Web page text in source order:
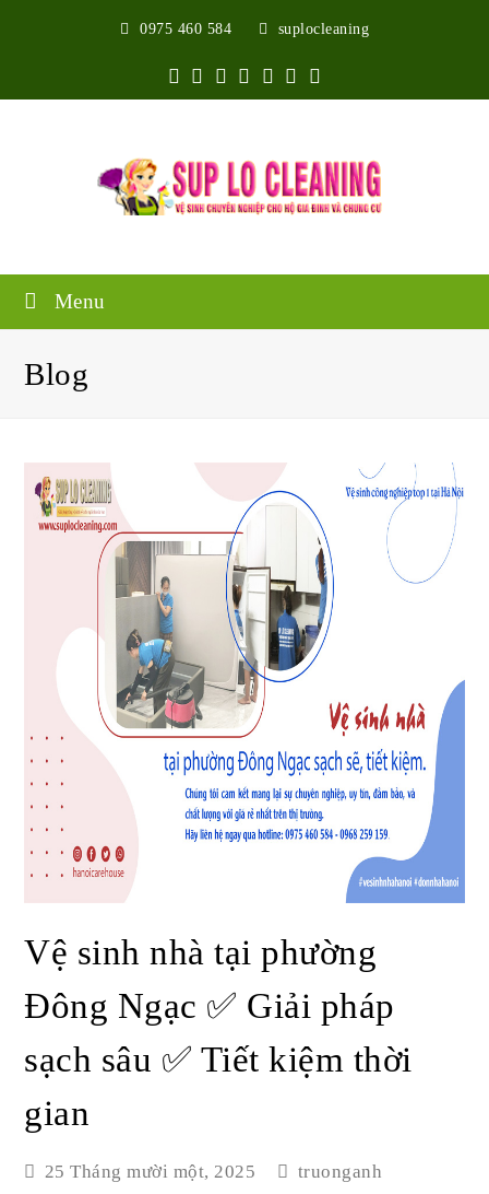
0975 460 584 suplocleaning
TwitterFacebook
Google
Plus
Pinterest
Instagram
Youtube
Menu
Blog
Vệ sinh nhà tại phường
Đông Ngạc ✅ Giải pháp
sạch sâu ✅ Tiết kiệm thời
gian
25 Tháng mười một, 2025 truonganh